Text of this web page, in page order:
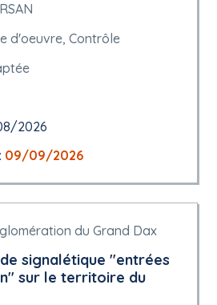
d'oeuvre, Contrôle
2026
09/09/2026
du Grand Dax
signalétique "entrées
sur le territoire du